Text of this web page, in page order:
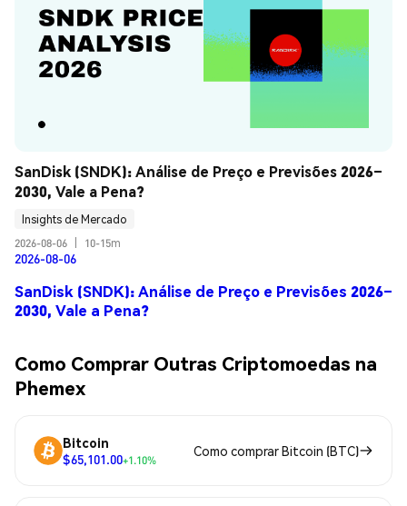
SanDisk (SNDK): Análise de Preço e Previsões 2026–
2030, Vale a Pena?
Insights de Mercado
2026-08-06
10-15m
2026-08-06
SanDisk (SNDK): Análise de Preço e Previsões 2026–
2030, Vale a Pena?
Como Comprar Outras Criptomoedas na
Phemex
Bitcoin
$65,101.00+1.10%
Como comprar Bitcoin (BTC)